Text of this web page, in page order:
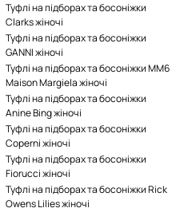
Туфлі на підборах та босоніжки
Clarks жіночі
Туфлі на підборах та босоніжки
GANNI жіночі
Туфлі на підборах та босоніжки MM6
Maison Margiela жіночі
Туфлі на підборах та босоніжки
Anine Bing жіночі
Туфлі на підборах та босоніжки
Coperni жіночі
Туфлі на підборах та босоніжки
Fiorucci жіночі
Туфлі на підборах та босоніжки Rick
Owens Lilies жіночі